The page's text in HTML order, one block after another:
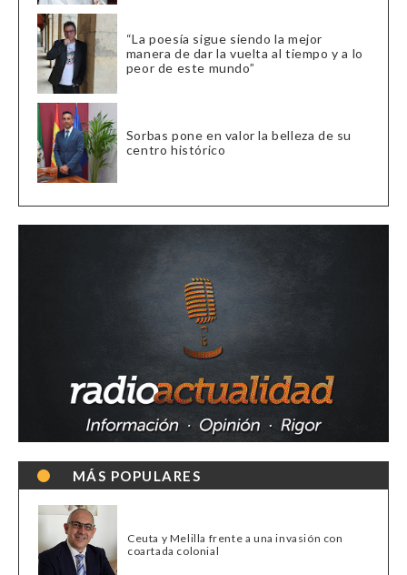
“La poesía sigue siendo la mejor
manera de dar la vuelta al tiempo y a lo
peor de este mundo”
Sorbas pone en valor la belleza de su
centro histórico
MÁS POPULARES
Ceuta y Melilla frente a una invasión con
coartada colonial